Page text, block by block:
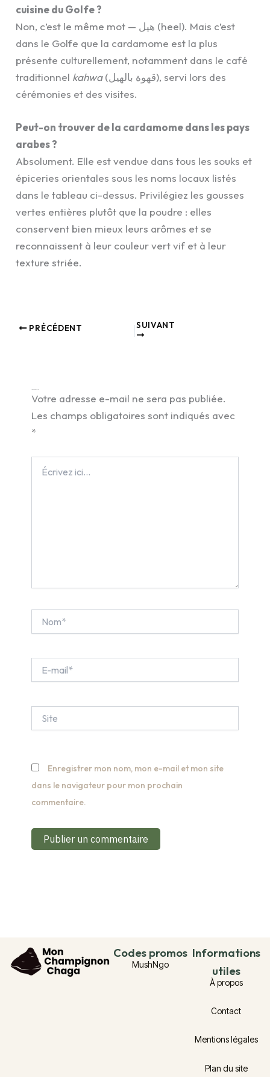
cuisine du Golfe ?
Non, c’est le même mot — هيل (heel). Mais c’est
dans le Golfe que la cardamome est la plus
présente culturellement, notamment dans le café
traditionnel kahwa(قهوة بالهيل), servi lors des
cérémonies et des visites.
Peut-on trouver de la cardamome dans les pays
arabes ?
Absolument. Elle est vendue dans tous les souks et
épiceries orientales sous les noms locaux listés
dans le tableau ci-dessus. Privilégiez les gousses
vertes entières plutôt que la poudre : elles
conservent bien mieux leurs arômes et se
reconnaissent à leur couleur vert vif et à leur
texture striée.
PRÉCÉDENT SUIVANT
Votre adresse e-mail ne sera pas publiée.
Les champs obligatoires sont indiqués avec
*
ici…
mail*
Enregistrer mon nom, mon e-mail et mon site
dans le navigateur pour mon prochain
commentaire.
Codes promos
MushNgo
Informations
utiles
À propos
Contact
Mentions légales
Plan du site